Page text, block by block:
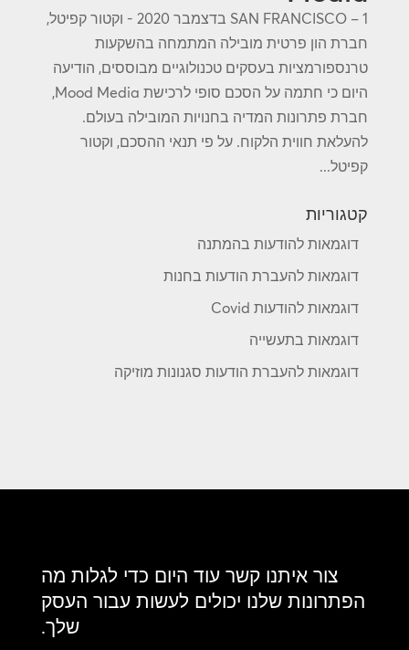
SAN FRANCISCO – 1 בדצמבר 2020 - וקטור קפיטל,
חברת הון פרטית מובילה המתמחה בהשקעות
טרנספורמציות בעסקים טכנולוגיים מבוססים, הודיעה
היום כי חתמה על הסכם סופי לרכישת Mood Media,
חברת פתרונות המדיה בחנויות המובילה בעולם.
להעלאת חווית הלקוח. על פי תנאי ההסכם, וקטור
קפיטל...
קטגוריות
דוגמאות להודעות בהמתנה
דוגמאות להעברת הודעות בחנות
דוגמאות להודעות Covid
דוגמאות בתעשייה
דוגמאות להעברת הודעות סגנונות מוזיקה
צור איתנו קשר עוד היום כדי לגלות מה
הפתרונות שלנו יכולים לעשות עבור העסק
שלך.